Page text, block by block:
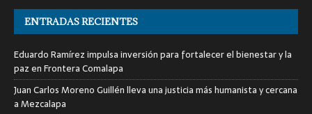
ENTRADAS RECIENTES
Eduardo Ramírez impulsa inversión para fortalecer el bienestar y la
paz en Frontera Comalapa
Juan Carlos Moreno Guillén lleva una justicia más humanista y cercana
a Mezcalapa